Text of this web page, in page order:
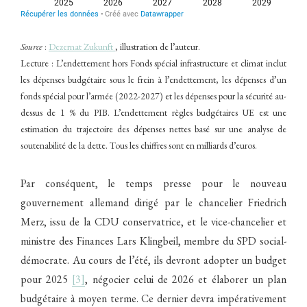
Source : Dezernat Zukunft, illustration de l’auteur.
Lecture : L’endettement hors Fonds spécial infrastructure et climat inclut
les dépenses budgétaire sous le frein à l’endettement, les dépenses d’un
fonds spécial pour l’armée (2022-2027) et les dépenses pour la sécurité au-
dessus de 1 % du PIB. L’endettement règles budgétaires UE est une
estimation du trajectoire des dépenses nettes basé sur une analyse de
soutenabilité de la dette. Tous les chiffres sont en milliards d’euros.
Par conséquent, le temps presse pour le nouveau
gouvernement allemand dirigé par le chancelier Friedrich
Merz, issu de la CDU conservatrice, et le vice-chancelier et
ministre des Finances Lars Klingbeil, membre du SPD social-
démocrate. Au cours de l’été, ils devront adopter un budget
pour 2025 [3], négocier celui de 2026 et élaborer un plan
budgétaire à moyen terme. Ce dernier devra impérativement